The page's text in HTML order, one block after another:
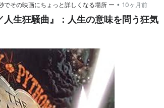
と出演のみならず、演出の仕事にも興味を
ンティ・パイソン・アンド・ホーリー・グ
、テリー・ギリアムと共に共同監督に名乗
イフ・オブ・ブライアン』（1979年）『モ
では単独で監督を務めている。
Knight: The Portrait of a Medieval
でその映画にちょっと詳しくなる場所 ー • 10ヶ月前
生狂騒曲』：人生の意味を問う狂気